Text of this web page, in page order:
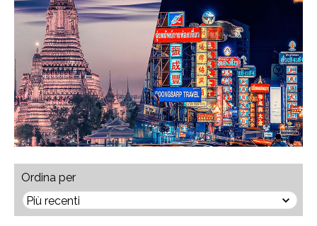
Ordina per